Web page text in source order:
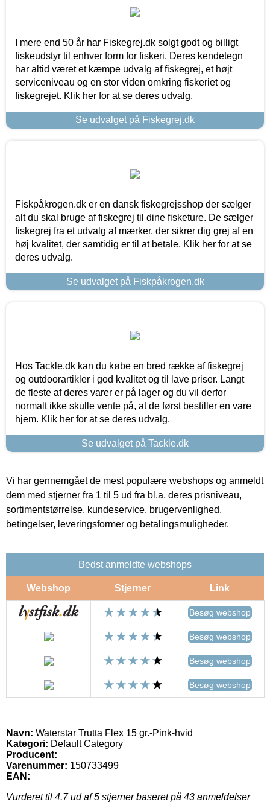
I mere end 50 år har Fiskegrej.dk solgt godt og billigt
fiskeudstyr til enhver form for fiskeri. Deres kendetegn
har altid været et kæmpe udvalg af fiskegrej, et højt
serviceniveau og en stor viden omkring fiskeriet og
fiskegrejet. Klik her for at se deres udvalg.
Se udvalget på Fiskegrej.dk
Fiskpåkrogen.dk er en dansk fiskegrejsshop der sælger
alt du skal bruge af fiskegrej til dine fisketure. De sælger
fiskegrej fra et udvalg af mærker, der sikrer dig grej af en
høj kvalitet, der samtidig er til at betale. Klik her for at se
deres udvalg.
Se udvalget på Fiskpåkrogen.dk
Hos Tackle.dk kan du købe en bred række af fiskegrej
og outdoorartikler i god kvalitet og til lave priser. Langt
de fleste af deres varer er på lager og du vil derfor
normalt ikke skulle vente på, at de først bestiller en vare
hjem. Klik her for at se deres udvalg.
Se udvalget på Tackle.dk
Vi har gennemgået de mest populære webshops og anmeldt
dem med stjerner fra 1 til 5 ud fra bl.a. deres prisniveau,
sortimentstørrelse, kundeservice, brugervenlighed,
betingelser, leveringsformer og betalingsmuligheder.
Bedst anmeldte webshops
Webshop Stjerner Link
Besøg webshop
Besøg webshop
Besøg webshop
Besøg webshop
Navn: Waterstar Trutta Flex 15 gr.-Pink-hvid
Kategori: Default Category
Producent:
Varenummer: 150733499
EAN:
Vurderet til 4.7ud af 5 stjerner baseret på 43 anmeldelser